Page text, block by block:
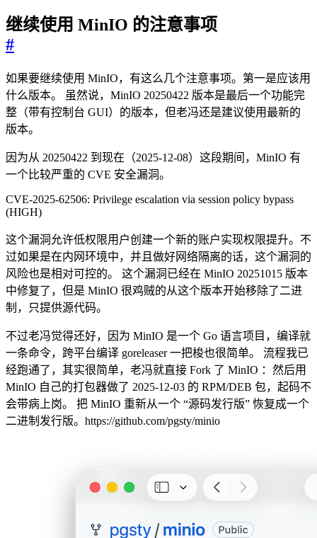
继续使用 MinIO 的注意事项
#
如果要继续使用 MinIO，有这么几个注意事项。第一是应该用
什么版本。 虽然说，MinIO 20250422 版本是最后一个功能完
整（带有控制台 GUI）的版本，但老冯还是建议使用最新的
版本。
因为从 20250422 到现在（2025-12-08）这段期间，MinIO 有
一个比较严重的 CVE 安全漏洞。
CVE-2025-62506: Privilege escalation via session policy bypass
(HIGH)
这个漏洞允许低权限用户创建一个新的账户实现权限提升。不
过如果是在内网环境中，并且做好网络隔离的话，这个漏洞的
风险也是相对可控的。 这个漏洞已经在 MinIO 20251015 版本
中修复了，但是 MinIO 很鸡贼的从这个版本开始移除了二进
制，只提供源代码。
不过老冯觉得还好，因为 MinIO 是一个 Go 语言项目，编译就
一条命令，跨平台编译 goreleaser 一把梭也很简单。 流程我已
经跑通了，其实很简单，老冯就直接 Fork 了 MinIO ：然后用
MinIO 自己的打包器做了 2025-12-03 的 RPM/DEB 包，起码不
会带病上岗。 把 MinIO 重新从一个 “源码发行版” 恢复成一个
二进制发行版。https://github.com/pgsty/minio